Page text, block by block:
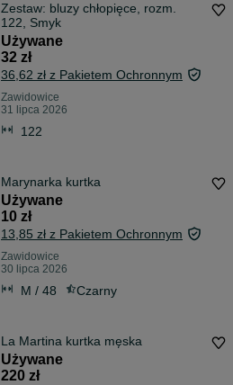
Zestaw: bluzy chłopięce, rozm.
122, Smyk
Używane
32 zł
36,62 zł z Pakietem Ochronnym
Zawidowice
31 lipca 2026
122
Marynarka kurtka
Używane
10 zł
13,85 zł z Pakietem Ochronnym
Zawidowice
30 lipca 2026
M / 48 Czarny
La Martina kurtka męska
Używane
220 zł